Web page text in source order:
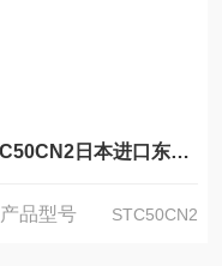
STC50CN2日本进口东日TOHNICHI直读式扭矩驱动器
产品型号 STC50CN2